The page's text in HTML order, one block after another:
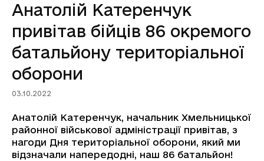
Анатолій Катеренчук
привітав бійців 86 окремого
батальйону територіальної
оборони
03.10.2022
Анатолій Катеренчук, начальник Хмельницької
районної військової адміністрації привітав, з
нагоди Дня територіальної оборони, який ми
відзначали напередодні, наш 86 батальйон!